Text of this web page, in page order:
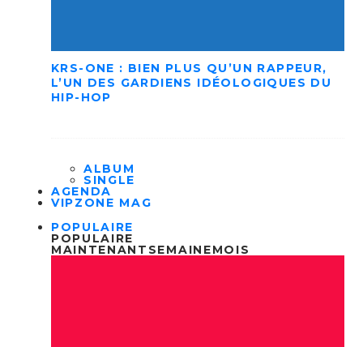
KRS-ONE : BIEN PLUS QU’UN RAPPEUR,
L’UN DES GARDIENS IDÉOLOGIQUES DU
HIP-HOP
ALBUM
SINGLE
AGENDA
VIPZONE MAG
POPULAIRE
POPULAIRE
MAINTENANT SEMAINEMOIS